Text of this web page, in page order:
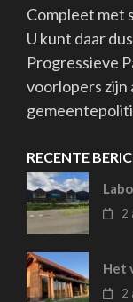
Compleet met
U kunt daar
Progressieve
voorlopers zijn
RECENTE
2
Het
2